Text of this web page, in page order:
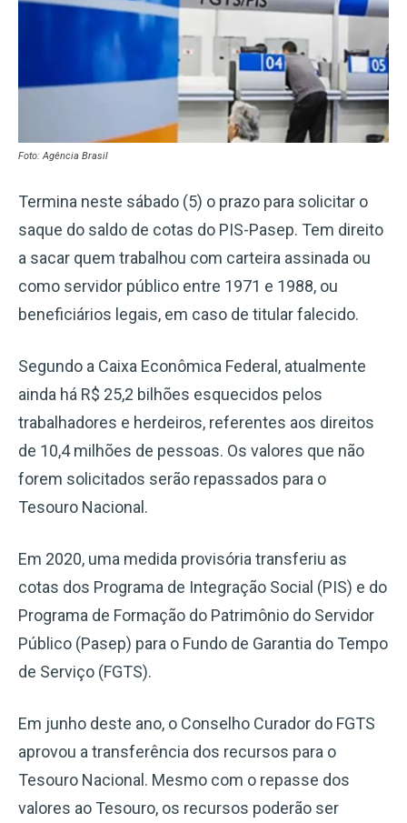
Foto: Agência Brasil
Termina neste sábado (5) o prazo para solicitar o
saque do saldo de cotas do PIS-Pasep. Tem direito
a sacar quem trabalhou com carteira assinada ou
como servidor público entre 1971 e 1988, ou
beneficiários legais, em caso de titular falecido.
Segundo a Caixa Econômica Federal, atualmente
ainda há R$ 25,2 bilhões esquecidos pelos
trabalhadores e herdeiros, referentes aos direitos
de 10,4 milhões de pessoas. Os valores que não
forem solicitados serão repassados para o
Tesouro Nacional.
Em 2020, uma medida provisória transferiu as
cotas dos Programa de Integração Social (PIS) e do
Programa de Formação do Patrimônio do Servidor
Público (Pasep) para o Fundo de Garantia do Tempo
de Serviço (FGTS).
Em junho deste ano, o Conselho Curador do FGTS
aprovou a transferência dos recursos para o
Tesouro Nacional. Mesmo com o repasse dos
valores ao Tesouro, os recursos poderão ser